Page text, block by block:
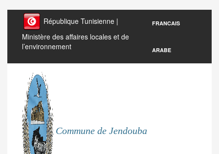
République Tunisienne |
Ministère des affaires locales et de
l’environnement
FRANCAIS
ARABE
Commune de Jendouba